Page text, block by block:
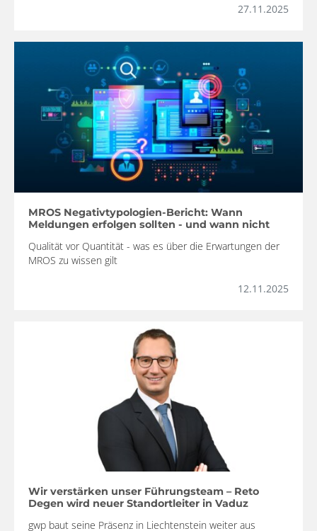
27.11.2025
MROS Negativtypologien-Bericht: Wann
Meldungen erfolgen sollten - und wann nicht
Qualität vor Quantität - was es über die Erwartungen der
MROS zu wissen gilt
12.11.2025
Wir verstärken unser Führungsteam – Reto
Degen wird neuer Standortleiter in Vaduz
gwp baut seine Präsenz in Liechtenstein weiter aus